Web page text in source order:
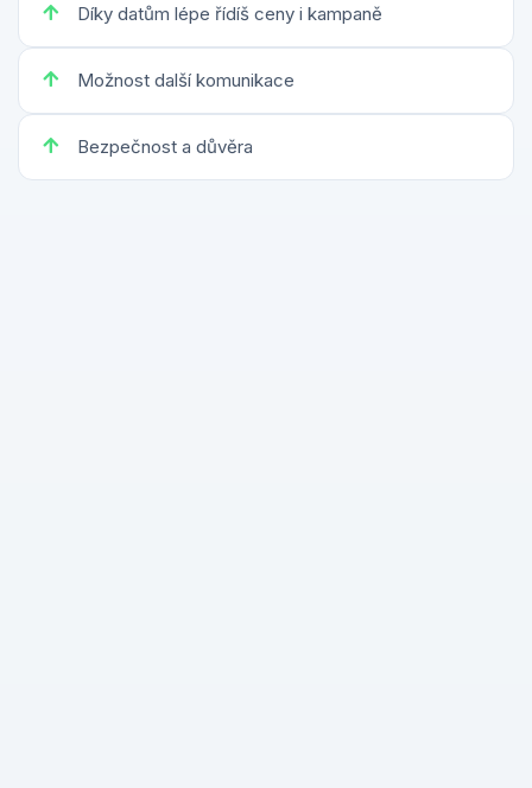
Díky datům lépe řídíš ceny i kampaně
Možnost další komunikace
Bezpečnost a důvěra